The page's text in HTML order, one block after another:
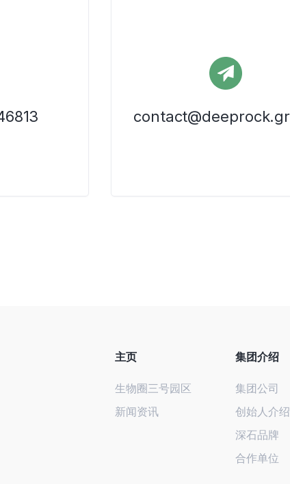
主页
生物圈三号园区
新闻资讯
集团介绍
集团公司
创始人介绍
深石品牌
合作单位